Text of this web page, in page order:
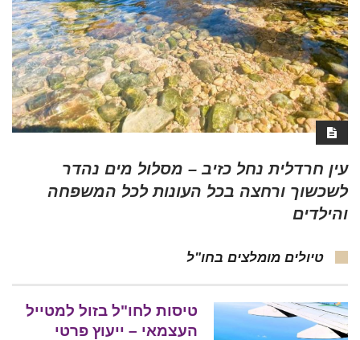
עין חרדלית נחל כזיב – מסלול מים נהדר
לשכשוך ורחצה בכל העונות לכל המשפחה
והילדים
טיולים מומלצים בחו"ל
טיסות לחו"ל בזול למטייל
העצמאי – ייעוץ פרטי